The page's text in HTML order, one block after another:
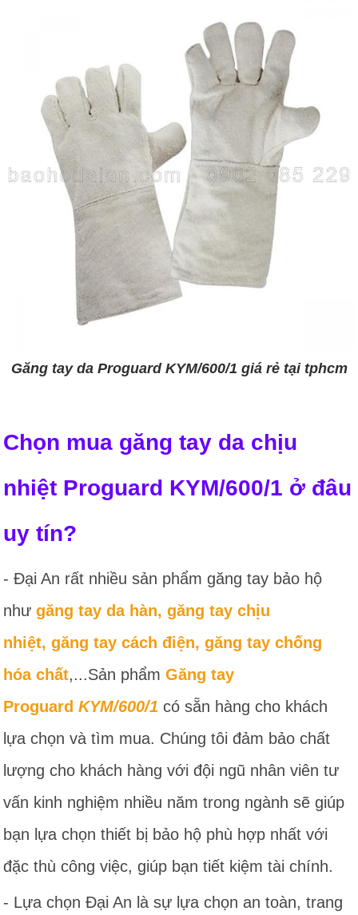
Găng tay da Proguard KYM/600/1 giá rẻ tại tphcm
Chọn mua găng tay da chịu
nhiệt Proguard KYM/600/1 ở đâu
uy tín?
- Đại An rất nhiều sản phẩm găng tay bảo hộ
nhưgăng tay da hàn,găng tay chịu
nhiệt,găng tay cách điện,găng tay chống
hóa chất,...Sản phẩmGăng tay
ProguardKYM/600/1 có sẵn hàng cho khách
lựa chọn và tìm mua. Chúng tôi đảm bảo chất
lượng cho khách hàng với đội ngũ nhân viên tư
vấn kinh nghiệm nhiều năm trong ngành sẽ giúp
bạn lựa chọn thiết bị bảo hộ phù hợp nhất với
đặc thù công việc, giúp bạn tiết kiệm tài chính.
- Lựa chọn Đại An là sự lựa chọn an toàn, trang